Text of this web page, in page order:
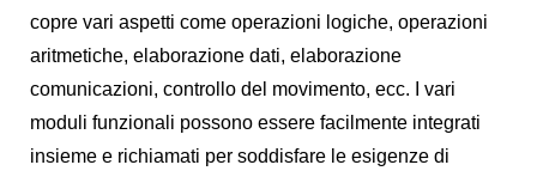
copre vari aspetti come operazioni logiche, operazioni
aritmetiche, elaborazione dati, elaborazione
comunicazioni, controllo del movimento, ecc. I vari
moduli funzionali possono essere facilmente integrati
insieme e richiamati per soddisfare le esigenze di